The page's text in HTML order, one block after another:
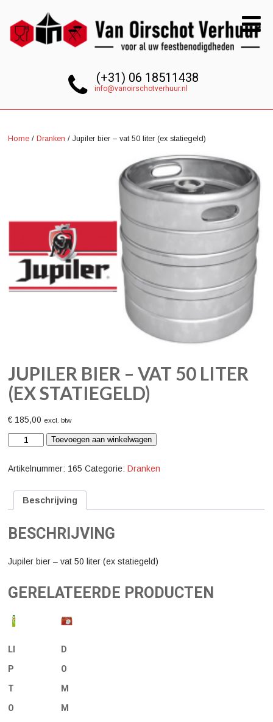
(+31) 06 18511438
info@vanoirschotverhuur.nl
Home / Dranken / Jupiler bier – vat 50 liter (ex statiegeld)
JUPILER BIER – VAT 50 LITER
(EX STATIEGELD)
€ 185,00 excl. btw
Jupiler
bier
vat
statiegeld)
Toevoegen aan winkelwagen
Artikelnummer: 165 Categorie:Dranken
Beschrijving
BESCHRIJVING
Jupiler bier – vat 50 liter (ex statiegeld)
GERELATEERDE PRODUCTEN
LI
P
T
O
D
O
M
M